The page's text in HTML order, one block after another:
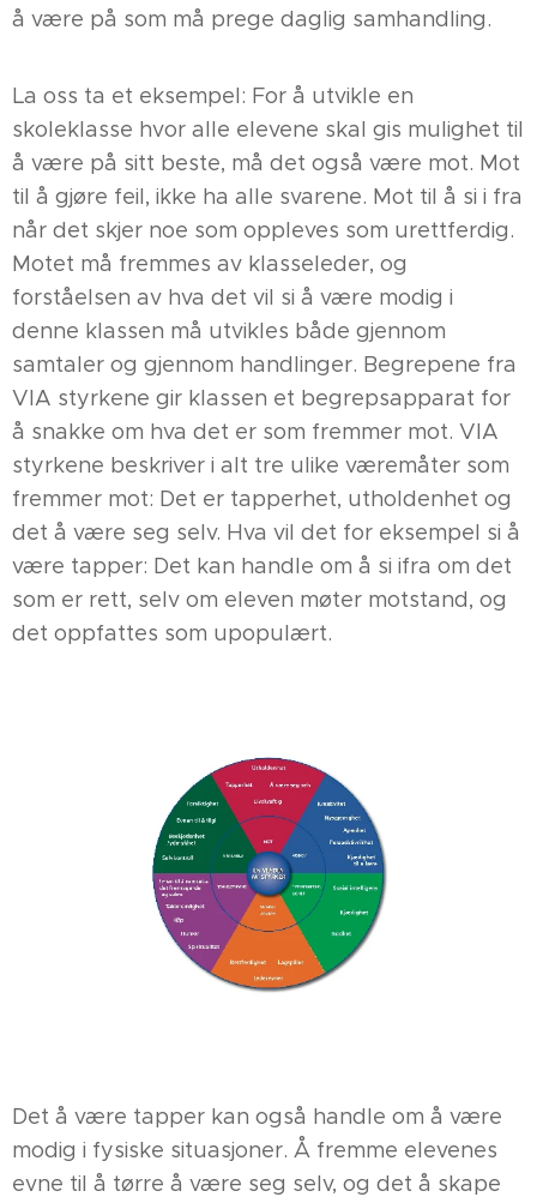
å være på som må prege daglig samhandling.
La oss ta et eksempel: For å utvikle en
skoleklasse hvor alle elevene skal gis mulighet til
å være på sitt beste, må det også være mot. Mot
til å gjøre feil, ikke ha alle svarene. Mot til å si i fra
når det skjer noe som oppleves som urettferdig.
Motet må fremmes av klasseleder, og
forståelsen av hva det vil si å være modig i
denne klassen må utvikles både gjennom
samtaler og gjennom handlinger. Begrepene fra
VIA styrkene gir klassen et begrepsapparat for
å snakke om hva det er som fremmer mot. VIA
styrkene beskriver i alt tre ulike væremåter som
fremmer mot: Det er tapperhet, utholdenhet og
det å være seg selv. Hva vil det for eksempel si å
være tapper: Det kan handle om å si ifra om det
som er rett, selv om eleven møter motstand, og
det oppfattes som upopulært.
Det å være tapper kan også handle om å være
modig i fysiske situasjoner. Å fremme elevenes
evne til å tørre å være seg selv, og det å skape